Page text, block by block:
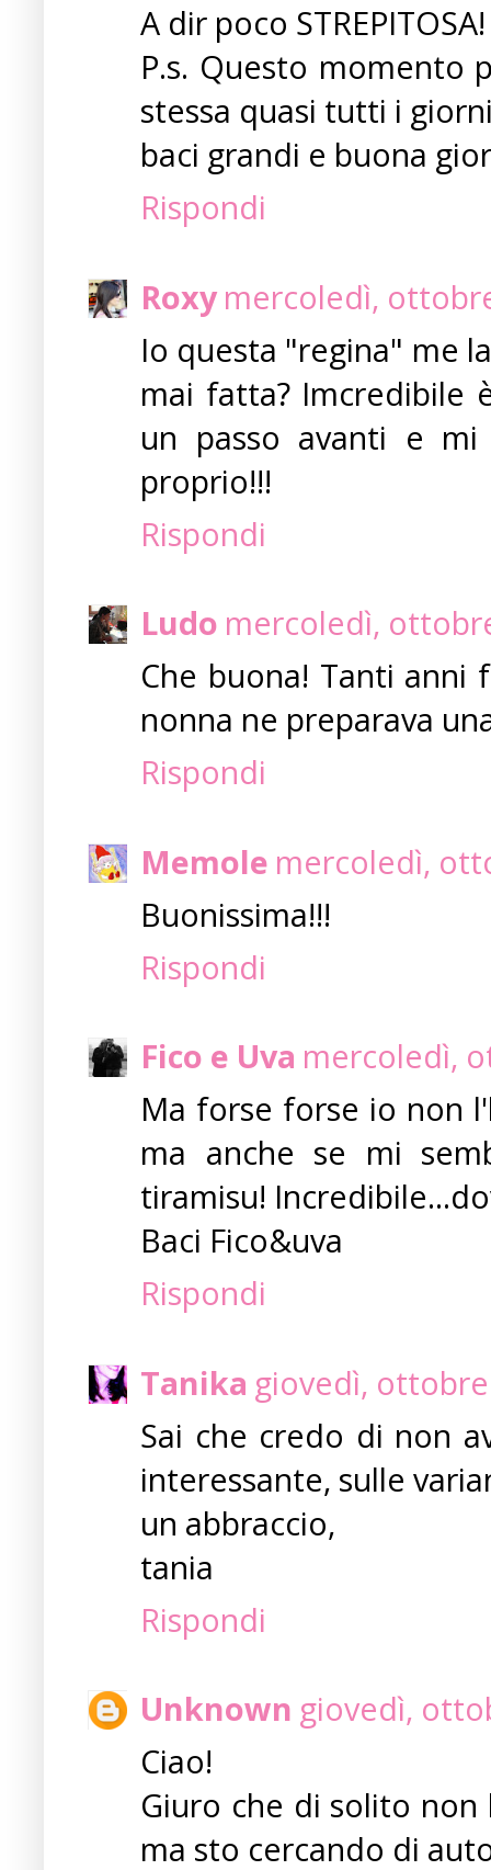
A dir poco
P.s. Questo momento
stessa quasi tutti i
baci grandi e buona
Rispondi
Roxy mercoledì,
Io questa "regina" me
mai fatta? Imcredibile
un passo avanti e
proprio!!!
Rispondi
Ludo mercoledì,
Che buona! Tanti anni
nonna ne preparava
Rispondi
Memole mercoledì,
Buonissima!!!
Rispondi
Fico e Uva mercoledì,
Ma forse forse io non
ma anche se mi
tiramisu!
Baci Fico&uva
Rispondi
Tanika giovedì, ottobre
Sai che credo di non
interessante, sulle
un abbraccio,
tania
Rispondi
Unknown giovedì,
Ciao!
Giuro che di solito
ma sto cercando di